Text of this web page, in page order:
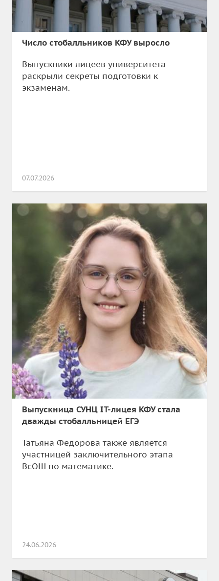
Число стобалльников КФУ выросло
Выпускники лицеев университета
раскрыли секреты подготовки к
экзаменам.
07.07.2026
Выпускница СУНЦ IT-лицея КФУ стала
дважды стобалльницей ЕГЭ
Татьяна Федорова также является
участницей заключительного этапа
ВсОШ по математике.
24.06.2026